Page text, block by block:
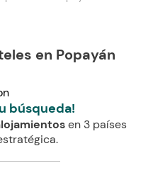
en Popayán
búsqueda!
en 3 países